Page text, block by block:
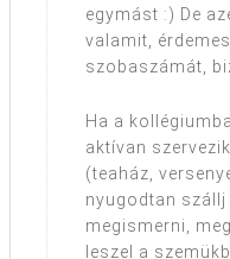
egymást :) De
valamit,
szobaszámát,
Ha a
aktívan
(teaház,
nyugodtan szállj
megismerni,
leszel a